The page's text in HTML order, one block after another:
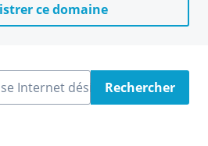
ce domaine
Internet désiréeRechercher